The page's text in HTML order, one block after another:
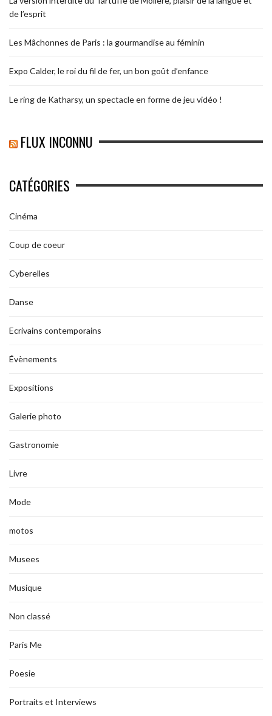
de l’esprit
Les Mâchonnes de Paris : la gourmandise au féminin
Expo Calder, le roi du fil de fer, un bon goût d’enfance
Le ring de Katharsy, un spectacle en forme de jeu vidéo !
FLUX INCONNU
CATÉGORIES
Cinéma
Coup de coeur
Cyberelles
Danse
Ecrivains contemporains
Évènements
Expositions
Galerie photo
Gastronomie
Livre
Mode
motos
Musees
Musique
Non classé
Paris Me
Poesie
Portraits et Interviews